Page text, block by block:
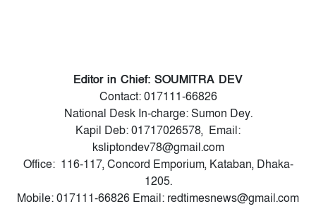
Editor in Chief: SOUMITRA DEV
Contact: 017111-66826
National Desk In-charge: Sumon Dey.
Kapil Deb: 01717026578, Email:
ksliptondev78@gmail.com
Office: 116-117, Concord Emporium, Kataban, Dhaka-
1205.
Mobile: 017111-66826 Email: redtimesnews@gmail.com